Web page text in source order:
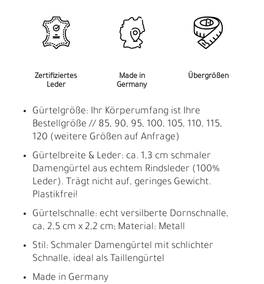
Zertifiziertes
Leder
Made in
Germany
Übergrößen
Gürtelgröße: Ihr Körperumfang ist Ihre
Bestellgröße // 85, 90, 95, 100, 105, 110, 115,
120 (weitere Größen auf Anfrage)
Gürtelbreite & Leder: ca. 1,3 cm schmaler
Damengürtel aus echtem Rindsleder (100%
Leder). Trägt nicht auf, geringes Gewicht.
Plastikfrei!
Gürtelschnalle: echt versilberte Dornschnalle,
ca, 2,5 cm x 2,2 cm; Material: Metall
Stil: Schmaler Damengürtel mit schlichter
Schnalle, ideal als Taillengürtel
Made in Germany